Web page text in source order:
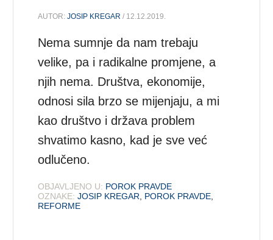
AUTOR:JOSIP KREGAR / 12.12.2019.
Nema sumnje da nam trebaju
velike, pa i radikalne promjene, a
njih nema. Društva, ekonomije,
odnosi sila brzo se mijenjaju, a mi
kao društvo i država problem
shvatimo kasno, kad je sve već
odlučeno.
OBJAVLJENO U: POROK PRAVDE
OZNAKE: JOSIP KREGAR POROK PRAVDE
REFORME